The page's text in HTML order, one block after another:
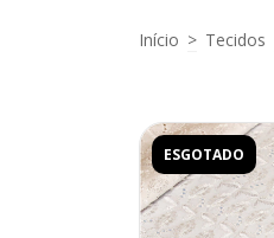
Início > Tecidos
ESGOTADO